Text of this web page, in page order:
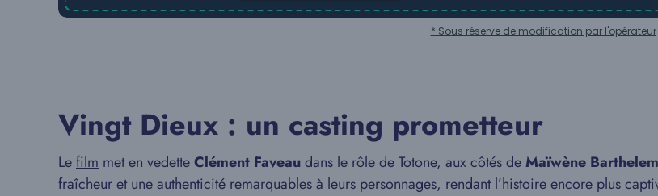
* Sous réserve de modification par l'opérateur
Vingt Dieux : un casting prometteur
Lefilm met en vedetteClément Faveaudans le rôle de Totone, aux côtés deMaïwène
fraîcheur et une authenticité remarquables à leurs personnages, rendant l’histoire encore plus